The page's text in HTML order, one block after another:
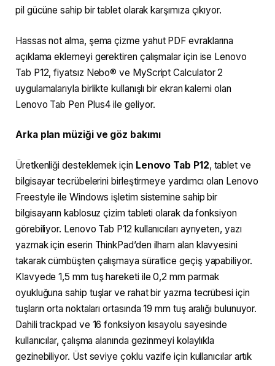
pil gücüne sahip bir tablet olarak karşımıza çıkıyor.
Hassas not alma, şema çizme yahut PDF evraklarına
açıklama eklemeyi gerektiren çalışmalar için ise Lenovo
Tab P12, fiyatsız Nebo® ve MyScript Calculator 2
uygulamalarıyla birlikte kullanışlı bir ekran kalemi olan
Lenovo Tab Pen Plus4 ile geliyor.
Arka plan müziği ve göz bakımı
Üretkenliği desteklemek için Lenovo Tab P12, tablet ve
bilgisayar tecrübelerini birleştirmeye yardımcı olan Lenovo
Freestyle ile Windows işletim sistemine sahip bir
bilgisayarın kablosuz çizim tableti olarak da fonksiyon
görebiliyor. Lenovo Tab P12 kullanıcıları ayrıyeten, yazı
yazmak için eserin ThinkPad’den ilham alan klavyesini
takarak cümbüşten çalışmaya süratlice geçiş yapabiliyor.
Klavyede 1,5 mm tuş hareketi ile 0,2 mm parmak
oyukluğuna sahip tuşlar ve rahat bir yazma tecrübesi için
tuşların orta noktaları ortasında 19 mm tuş aralığı bulunuyor.
Dahili trackpad ve 16 fonksiyon kısayolu sayesinde
kullanıcılar, çalışma alanında gezinmeyi kolaylıkla
gezinebiliyor. Üst seviye çoklu vazife için kullanıcılar artık